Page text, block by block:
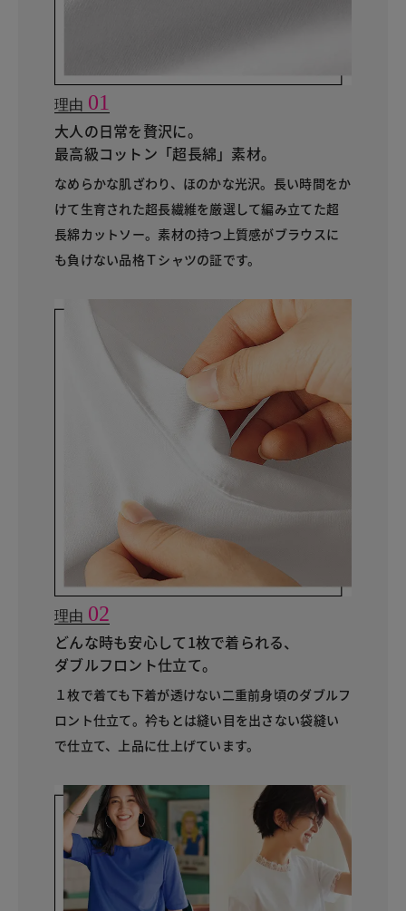
理由 01
大人の日常を贅沢に。
最高級コットン「超長綿」素材。
なめらかな肌ざわり、ほのかな光沢。長い時間をか
けて生育された超長繊維を厳選して編み立てた超
長綿カットソー。素材の持つ上質感がブラウスに
も負けない品格Ｔシャツの証です。
理由 02
どんな時も安心して1枚で着られる、
ダブルフロント仕立て。
１枚で着ても下着が透けない二重前身頃のダブルフ
ロント仕立て。衿もとは縫い目を出さない袋縫い
で仕立て、上品に仕上げています。